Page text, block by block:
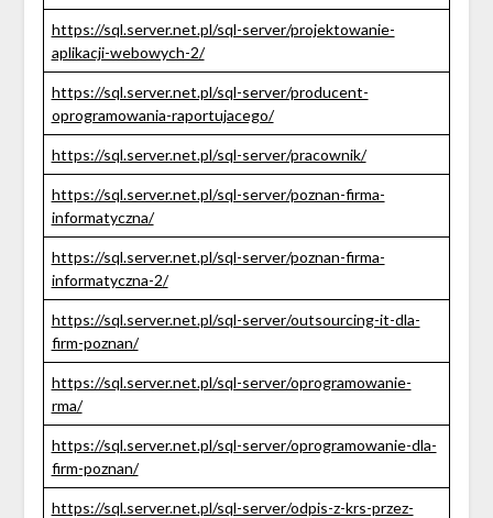
https://sql.server.net.pl/sql-server/projektowanie-
aplikacji-webowych-2/
https://sql.server.net.pl/sql-server/producent-
oprogramowania-raportujacego/
https://sql.server.net.pl/sql-server/pracownik/
https://sql.server.net.pl/sql-server/poznan-firma-
informatyczna/
https://sql.server.net.pl/sql-server/poznan-firma-
informatyczna-2/
https://sql.server.net.pl/sql-server/outsourcing-it-dla-
firm-poznan/
https://sql.server.net.pl/sql-server/oprogramowanie-
rma/
https://sql.server.net.pl/sql-server/oprogramowanie-dla-
firm-poznan/
https://sql.server.net.pl/sql-server/odpis-z-krs-przez-